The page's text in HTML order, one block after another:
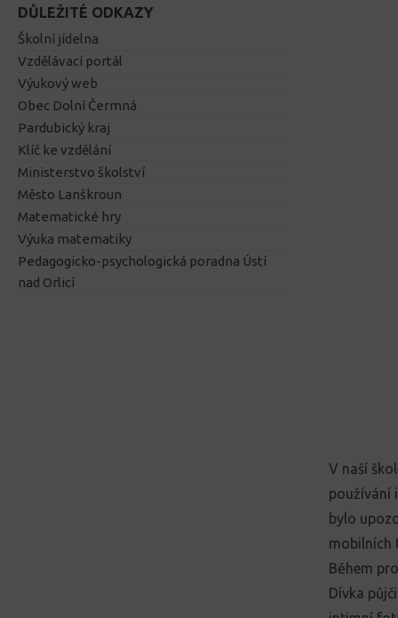
V naší
používání
bylo
mobilních
Během
Dívka
DŮLEŽITÉ ODKAZY
Školní jídelna
Vzdělávací portál
Výukový web
Obec Dolní Čermná
Pardubický kraj
Klíč ke vzdělání
Ministerstvo školství
Město Lanškroun
Matematické hry
Výuka matematiky
Pedagogicko-psychologická poradna Ústí
nad Orlicí